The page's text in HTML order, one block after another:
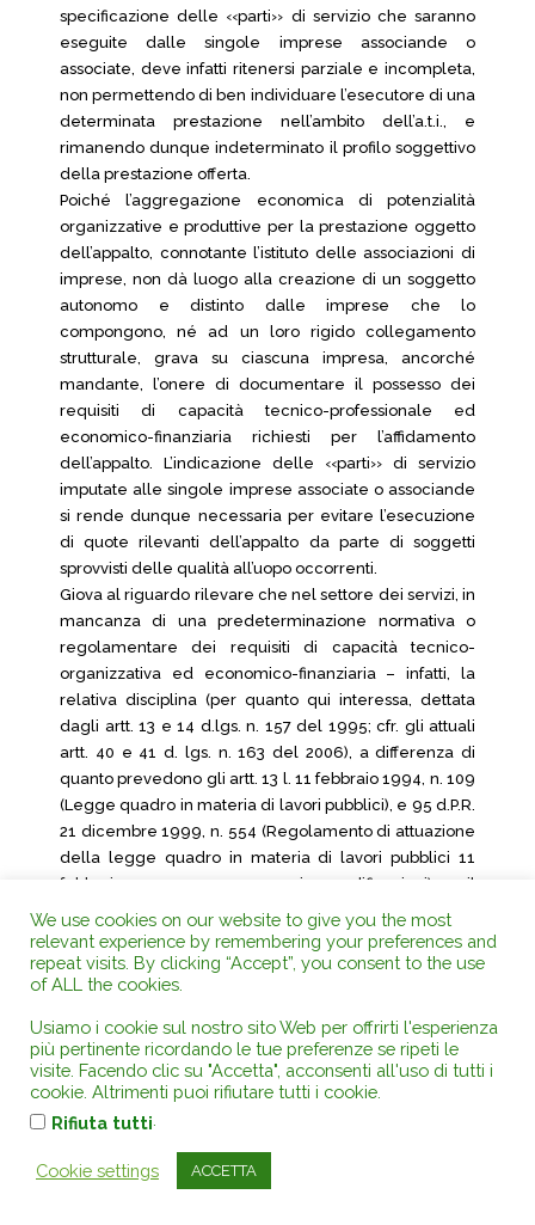
specificazione delle ‹‹parti›› di servizio che saranno
eseguite dalle singole imprese associande o
associate, deve infatti ritenersi parziale e incompleta,
non permettendo di ben individuare l’esecutore di una
determinata prestazione nell’ambito dell’a.t.i., e
rimanendo dunque indeterminato il profilo soggettivo
della prestazione offerta.
Poiché l’aggregazione economica di potenzialità
organizzative e produttive per la prestazione oggetto
dell’appalto, connotante l’istituto delle associazioni di
imprese, non dà luogo alla creazione di un soggetto
autonomo e distinto dalle imprese che lo
compongono, né ad un loro rigido collegamento
strutturale, grava su ciascuna impresa, ancorché
mandante, l’onere di documentare il possesso dei
requisiti di capacità tecnico-professionale ed
economico-finanziaria richiesti per l’affidamento
dell’appalto. L’indicazione delle ‹‹parti›› di servizio
imputate alle singole imprese associate o associande
si rende dunque necessaria per evitare l’esecuzione
di quote rilevanti dell’appalto da parte di soggetti
sprovvisti delle qualità all’uopo occorrenti.
Giova al riguardo rilevare che nel settore dei servizi, in
mancanza di una predeterminazione normativa o
regolamentare dei requisiti di capacità tecnico-
organizzativa ed economico-finanziaria – infatti, la
relativa disciplina (per quanto qui interessa, dettata
dagli artt. 13 e 14 d.lgs. n. 157 del 1995; cfr. gli attuali
artt. 40 e 41 d. lgs. n. 163 del 2006), a differenza di
quanto prevedono gli artt. 13 l. 11 febbraio 1994, n. 109
(Legge quadro in materia di lavori pubblici), e 95 d.P.R.
21 dicembre 1999, n. 554 (Regolamento di attuazione
della legge quadro in materia di lavori pubblici 11
febbraio 1994, n. 109 e successive modificazioni) per il
settore dei lavori (cfr. l’attuale art. 39 d. lgs. n. 163 del
2006), non prescrive, quale quota percentuale dei
requisiti di qualificazione e/o di capacità dovesse
essere posseduta da ciascuna impresa componente
determinazioni alla discrezionalità della singola
stazione appaltante (cfr., oggi, l’art 39 d. lgs. n. 163 del
2006 per i lavori, e gli artt. 40 e 41 per le forniture e i
servizi) –, spetta alla stazione appaltante il compito di
della prestazione, i requisiti di idoneità che devono
We use cookies on our website to give you the most
relevant experience by remembering your preferences and
repeat visits. By clicking “Accept”, you consent to the use
of ALL the cookies.
Usiamo i cookie sul nostro sito Web per offrirti l'esperienza
più pertinente ricordando le tue preferenze se ripeti le
visite. Facendo clic su "Accetta", acconsenti all'uso di tutti i
cookie. Altrimenti puoi rifiutare tutti i cookie.
Rifiuta tutti
Cookie settings ACCETTA